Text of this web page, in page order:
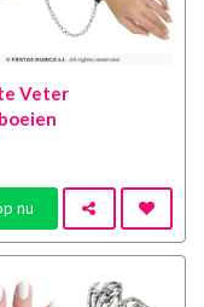
Veter
nu